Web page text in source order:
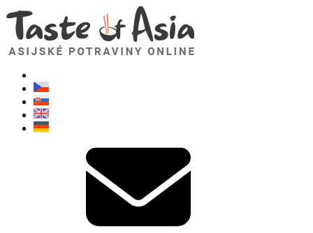
TasteOfAsia.cz
Neváhejte se zeptat. Jsem tady pro vás!